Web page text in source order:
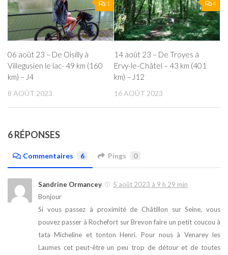
1
06 août 23 – De Oisilly à
Villegusien le lac- 49 km (160
km) – J4
8 AOÛT 2023
4
14 août 23 – De Troyes à
Ervy-le-Châtel – 43 km (401
km) – J12
16 AOÛT 2023
6 RÉPONSES
Commentaires 6 Pings 0
Sandrine Ormancey
5 août 2023 à 9 h 29 min
Bonjour
Si vous passez à proximité de Châtillon sur Seine, vous
pouvez passer à Rochefort sur Brevon faire un petit coucou à
tata Micheline et tonton Henri. Pour nous à Venarey les
Laumes cet peut-être un peu trop de détour et de toutes